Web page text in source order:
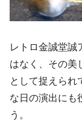
レトロ金誠堂誠
はなく、その美
として捉えられ
な日の演出にも
う。